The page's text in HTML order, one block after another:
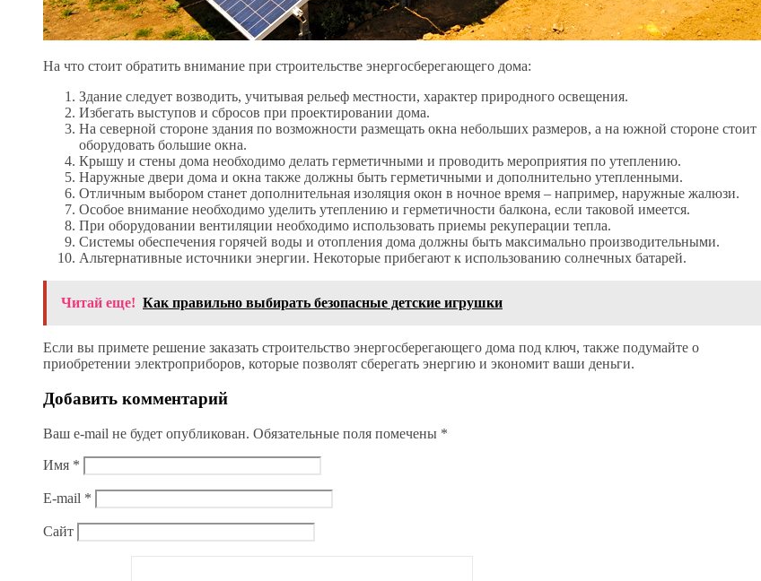
На что стоит обратить внимание при строительстве энергосберегающего дома:
Здание следует возводить, учитывая рельеф местности, характер природного освещения.
Избегать выступов и сбросов при проектировании дома.
На северной стороне здания по возможности размещать окна небольших размеров, а на южной стороне стоит
оборудовать большие окна.
Крышу и стены дома необходимо делать герметичными и проводить мероприятия по утеплению.
Наружные двери дома и окна также должны быть герметичными и дополнительно утепленными.
Отличным выбором станет дополнительная изоляция окон в ночное время – например, наружные жалюзи.
Особое внимание необходимо уделить утеплению и герметичности балкона, если таковой имеется.
При оборудовании вентиляции необходимо использовать приемы рекуперации тепла.
Системы обеспечения горячей воды и отопления дома должны быть максимально производительными.
Альтернативные источники энергии. Некоторые прибегают к использованию солнечных батарей.
Читай еще! Как правильно выбирать безопасные детские игрушки
Если вы примете решение заказать строительство энергосберегающего дома под ключ, также подумайте о
приобретении электроприборов, которые позволят сберегать энергию и экономит ваши деньги.
Добавить комментарий
Ваш e-mail не будет опубликован. Обязательные поля помечены *
Имя *
E-mail *
Сайт